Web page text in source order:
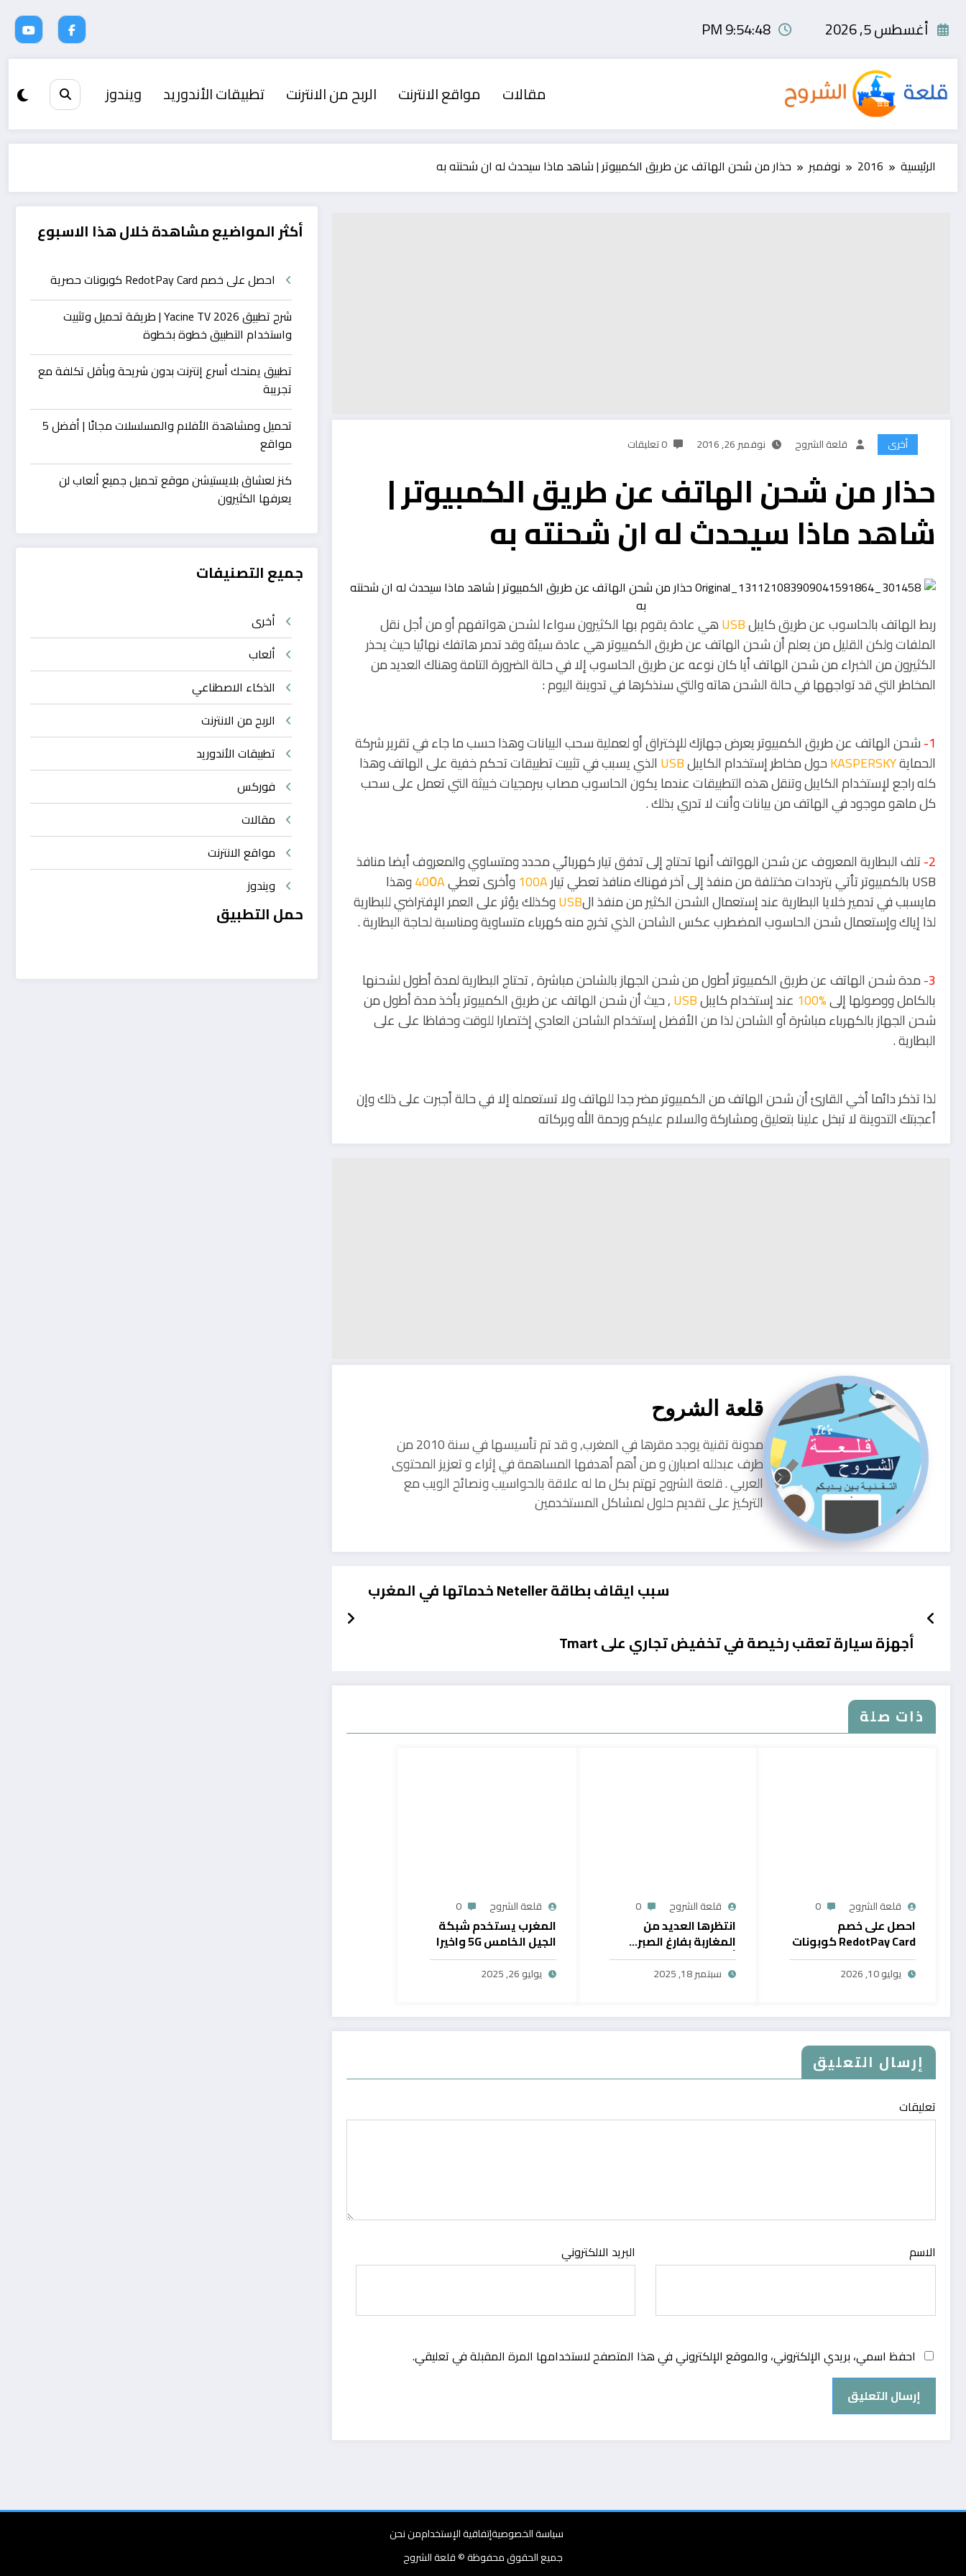
أغسطس 5, 2026 9:54:48 PM
مقالات مواقع الانترنت الربح من الانترنت تطبيقات الأندوريد ويندوز
الرئيسية 2016 نوفمبر حذار من شحن الهاتف عن طريق الكمبيوتر | شاهد ماذا سيحدث له ان شحنته به
أخرى قلعة الشروح نوفمبر 26, 2016 0 تعليقات
حذار من شحن الهاتف عن طريق الكمبيوتر |
شاهد ماذا سيحدث له ان شحنته به
ربط الهاتف بالحاسوب عن طريق كايبلUSBهي عادة يقوم بها الكثيرون سواءا لشحن هواتفهم أو من أجل نقل
الملفات ولكن القليل من يعلم أن شحن الهاتف عن طريق الكمبيوتر هي عادة سيئة وقد تدمر هاتفك نهائيا حيث يحذر
الكثيرون من الخبراء من شحن الهاتف أيا كان نوعه عن طريق الحاسوب إلا في حالة الضرورة التامة وهناك العديد من
المخاطر التي قد تواجهها في حالة الشحن هاته والتي سنذكرها في تدوينة اليوم :
1- شحن الهاتف عن طريق الكمبيوتر يعرض جهازك للإختراق أو لعملية سحب البيانات وهذا حسب ما جاء في تقرير شركة
الحمايةKASPERSKYحول مخاطر إستخدام الكايبلUSB الذي يسبب في تثبيت تطبيقات تحكم خفية على الهاتف وهذا
كله راجع لإستخدام الكايبل وتنقل هذه التطبيقات عندما يكون الحاسوب مصاب ببرمجيات خبيثة التي تعمل على سحب
كل ماهو موجود في الهاتف من بيانات وأنت لا تدري بذلك .
2- تلف البطارية المعروف عن شحن الهواتف أنها تحتاج إلى تدفق تيار كهربائي محدد ومتساوي والمعروف أيضا منافذ
USB بالكمبيوتر تأتي بترددات مختلفة من منفذ إلى آخر فهناك منافذ تعطي تيار
100A وأخرى تعطي400َAوهذا
مايسبب في تدمير خلايا البطارية عند إستعمال الشحن الكثير من منفذ الUSBوكذلك يؤثر على العمر الإفتراضي للبطارية
لذا إياك وإستعمال شحن الحاسوب المضطرب عكس الشاحن الذي تخرج منه كهرباء متساوية ومناسبة لحاجة البطارية .
3- مدة شحن الهاتف عن طريق الكمبيوتر أطول من شحن الجهاز بالشاحن مباشرة , تحتاج البطارية لمدة أطول لشحنها
بالكامل ووصولها إلى%100 عند إستخدام كايبلUSB, حيث أن شحن الهاتف عن طريق الكمبيوتر يأخذ مدة أطول من
شحن الجهاز بالكهرباء مباشرة أو الشاحنلذا من الأفضل إستخدام الشاحن العادي إختصارا للوقت وحفاظا على على
البطارية .
لذا تذكر دائما أخي القارئ أن شحن الهاتف من الكمبيوتر مضر جدا للهاتف ولا تستعمله إلا في حالة أجبرت على ذلك وإن
أعجبتك التدوينة لا تبخل علينا بتعليق ومشاركة والسلام عليكم ورحمة الله وبركاته
قلعة الشروح
مدونة تقنية يوجد مقرها في المغرب, و قد تم تأسيسها في سنة 2010 من
طرف عبدلله اصبارن و من أهم أهدفها المساهمة في إثراء و تعزيز المحتوى
العربي . قلعة الشروح تهتم بكل ما له علاقة بالحواسيب ونصائح الويب مع
التركيز على تقديم حلول لمشاكل المستخدمين
سبب ايقاف بطاقة Neteller خدماتها في المغرب
أجهزة سيارة تعقب رخيصة في تخفيض تجاري على Tmart
ذات صلة
قلعة الشروح 0
احصل على خصم
RedotPay Card كوبونات
حصرية
يوليو 10, 2026
قلعة الشروح 0
انتظرها العديد من
المغاربة بفارغ الصبر…
أول خدمة رقمية تتيح
سحب الرصيد من بايبال
سبتمبر 18, 2025
قلعة الشروح 0
المغرب يستخدم شبكة
الجيل الخامس 5G واخيرا
يوليو 26, 2025
إرسال التعليق
تعليقات
الاسم البريد الالكتروني
احفظ اسمي، بريدي الإلكتروني، والموقع الإلكتروني في هذا المتصفح لاستخدامها المرة المقبلة في تعليقي.
أكثر المواضيع مشاهدة خلال هذا الاسبوع
احصل على خصم RedotPay Card كوبونات حصرية
شرح تطبيق Yacine TV 2026 | طريقة تحميل وتثبيت
واستخدام التطبيق خطوة بخطوة
تطبيق يمنحك أسرع إنترنت بدون شريحة وبأقل تكلفة مع
تجريبة
تحميل ومشاهدة الأفلام والمسلسلات مجانًا | أفضل 5
مواقع
كنز لعشاق بلايستيشن موقع تحميل جميع ألعاب لن
يعرفها الكثيرون
جميع التصنيفات
أخرى
ألعاب
الذكاء الاصطناعي
الربح من الانترنت
تطبيقات الأندوريد
فوركس
مقالات
مواقع الانترنت
ويندوز
حمل التطبيق
سياسة الخصوصيةإتفاقية الإستخداممن نحن
جميع الحقوق محفوظة © قلعة الشروح